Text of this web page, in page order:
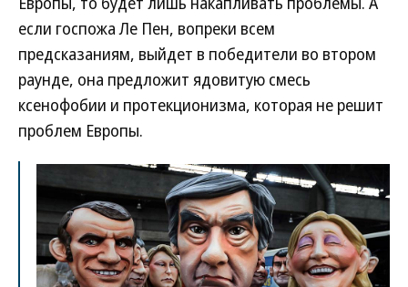
если госпожа Ле Пен, вопреки всем
предсказаниям, выйдет в победители во втором
раунде, она предложит ядовитую смесь
ксенофобии и протекционизма, которая не решит
проблем Европы.